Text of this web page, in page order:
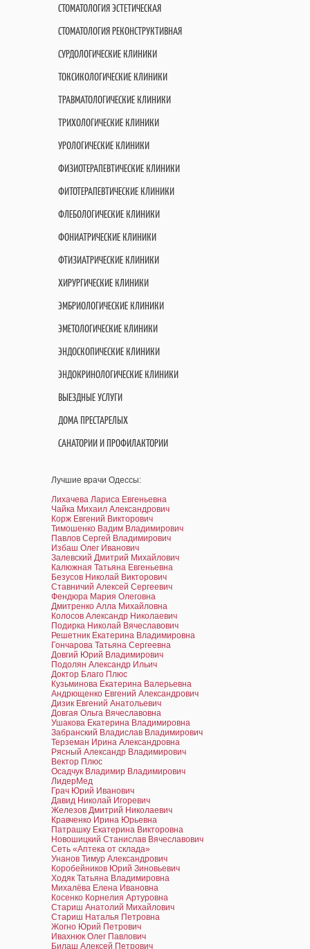
СТОМАТОЛОГИЯ ЭСТЕТИЧЕСКАЯ
СТОМАТОЛОГИЯ РЕКОНСТРУКТИВНАЯ
СУРДОЛОГИЧЕСКИЕ КЛИНИКИ
ТОКСИКОЛОГИЧЕСКИЕ КЛИНИКИ
ТРАВМАТОЛОГИЧЕСКИЕ КЛИНИКИ
ТРИХОЛОГИЧЕСКИЕ КЛИНИКИ
УРОЛОГИЧЕСКИЕ КЛИНИКИ
ФИЗИОТЕРАПЕВТИЧЕСКИЕ КЛИНИКИ
ФИТОТЕРАПЕВТИЧЕСКИЕ КЛИНИКИ
ФЛЕБОЛОГИЧЕСКИЕ КЛИНИКИ
ФОНИАТРИЧЕСКИЕ КЛИНИКИ
ФТИЗИАТРИЧЕСКИЕ КЛИНИКИ
ХИРУРГИЧЕСКИЕ КЛИНИКИ
ЭМБРИОЛОГИЧЕСКИЕ КЛИНИКИ
ЭМЕТОЛОГИЧЕСКИЕ КЛИНИКИ
ЭНДОСКОПИЧЕСКИЕ КЛИНИКИ
ЭНДОКРИНОЛОГИЧЕСКИЕ КЛИНИКИ
ВЫЕЗДНЫЕ УСЛУГИ
ДОМА ПРЕСТАРЕЛЫХ
САНАТОРИИ И ПРОФИЛАКТОРИИ
Лучшие врачи Одессы:
Лихачева Лариса Евгеньевна
Чайка Михаил Александрович
Корж Евгений Викторович
Тимошенко Вадим Владимирович
Павлов Сергей Владимирович
Избаш Олег Иванович
Залевский Дмитрий Михайлович
Калюжная Татьяна Евгеньевна
Безусов Николай Викторович
Ставничий Алексей Сергеевич
Фендюра Мария Олеговна
Дмитренко Алла Михайловна
Колосов Александр Николаевич
Подирка Николай Вячеславович
Решетник Екатерина Владимировна
Гончарова Татьяна Сергеевна
Довгий Юрий Владимирович
Подолян Александр Ильич
Доктор Благо Плюс
Кузьминова Екатерина Валерьевна
Андрющенко Евгений Александрович
Дизик Евгений Анатольевич
Довгая Ольга Вячеславовна
Ушакова Екатерина Владимировна
Забранский Владислав Владимирович
Терземан Ирина Александровна
Рясный Александр Владимирович
Вектор Плюс
Осадчук Владимир Владимирович
ЛидерМед
Грач Юрий Иванович
Давид Николай Игоревич
Железов Дмитрий Николаевич
Кравченко Ирина Юрьевна
Патрашку Екатерина Викторовна
Новошицкий Станислав Вячеславович
Сеть «Аптека от склада»
Унанов Тимур Александрович
Коробейников Юрий Зиновьевич
Ходяк Татьяна Владимировна
Михалёва Елена Ивановна
Косенко Корнелия Артуровна
Стариш Анатолий Михайлович
Стариш Наталья Петровна
Жогно Юрий Петрович
Ивахнюк Олег Павлович
Билаш Алексей Петрович